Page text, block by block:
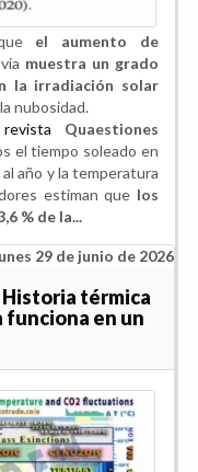
el aumento de
muestra un grado
la irradiación solar
nubosidad.
Quaestiones
el tiempo soleado en
año y la temperatura
estiman que los
% de la...
29 de junio de 2026
térmica
funciona en un